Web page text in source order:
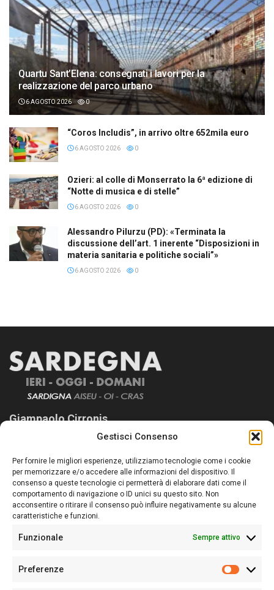
Gestisci Consenso
Per fornire le migliori esperienze, utilizziamo tecnologie come i cookie
per memorizzare e/o accedere alle informazioni del dispositivo. Il
consenso a queste tecnologie ci permetterà di elaborare dati come il
comportamento di navigazione o ID unici su questo sito. Non
acconsentire o ritirare il consenso può influire negativamente su alcune
caratteristiche e funzioni.
Funzionale Sempre attivo
Preferenze
Quartu Sant’Elena: consegnati i lavori per la
realizzazione del parco urbano
6 AGOSTO 2026 0
“Coros Includis”, in arrivo oltre 652mila euro
6 AGOSTO 2026 0
Ozieri: al colle di Monserrato la 6ª edizione di
“Notte di musica e di stelle”
6 AGOSTO 2026 0
Alessandro Pilurzu (PD): «Terminata la
discussione dell’art. 1 inerente “Disposizioni in
materia sanitaria e politiche sociali”»
6 AGOSTO 2026 0
Giampaolo Cirronis
Sardegna Ieri-Oggi-Domani nasce per informare “liberamente” i
lettori su quanto accade in Sardegna, con un occhio rivolto al
nostro passato e, soprattutto, al nostro futuro
Follow Us
Sede:Via Cristoforo Colombo 09013 Carbonia